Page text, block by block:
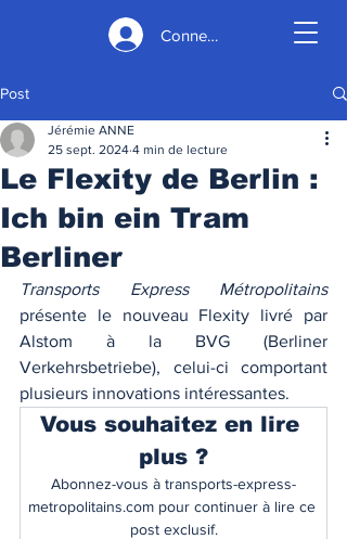
Connexion
Post
Le Flexity de Berlin :
Ich bin ein Tram
Berliner
Jérémie ANNE
25 sept. 2024 4 min de lecture
Transports Express Métropolitains
présente le nouveau Flexity livré par
Alstom à la BVG (Berliner
Verkehrsbetriebe), celui-ci comportant
plusieurs innovations intéressantes.
Vous souhaitez en lire
plus ?
Abonnez-vous à transports-express-
metropolitains.com pour continuer à lire ce
post exclusif.